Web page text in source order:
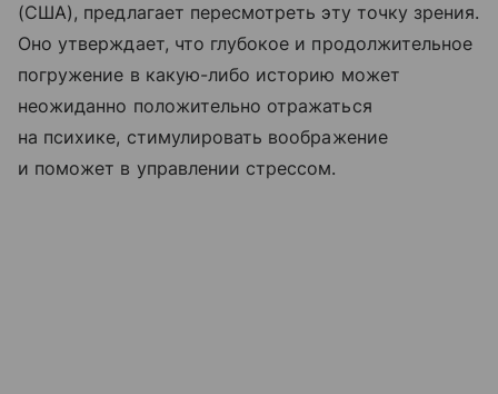
(США), предлагает пересмотреть эту точку зрения.
Оно утверждает, что глубокое и продолжительное
погружение в какую-либо историю может
неожиданно положительно отражаться
на психике, стимулировать воображение
и поможет в управлении стрессом.